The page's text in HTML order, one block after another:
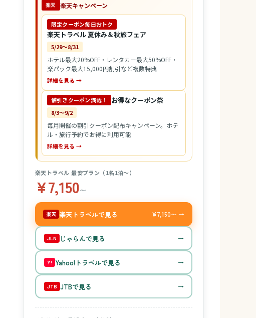
楽天 楽天キャンペーン
限定クーポン毎日おトク
楽天トラベル 夏休み＆秋旅フェア
5/29〜8/31
ホテル最大20%OFF・レンタカー最大50%OFF・
楽パック最大15,000円割引など複数特典
詳細を見る →
値引きクーポン満載！ お得なクーポン祭
8/3〜9/2
毎月開催の割引クーポン配布キャンペーン。ホテ
ル・旅行予約でお得に利用可能
詳細を見る →
楽天トラベル 最安プラン（1名1泊〜）
¥7,150〜
楽天 楽天トラベルで見る ¥7,150〜 →
JLN じゃらんで見る →
Y! Yahoo!トラベルで見る →
JTB JTBで見る →